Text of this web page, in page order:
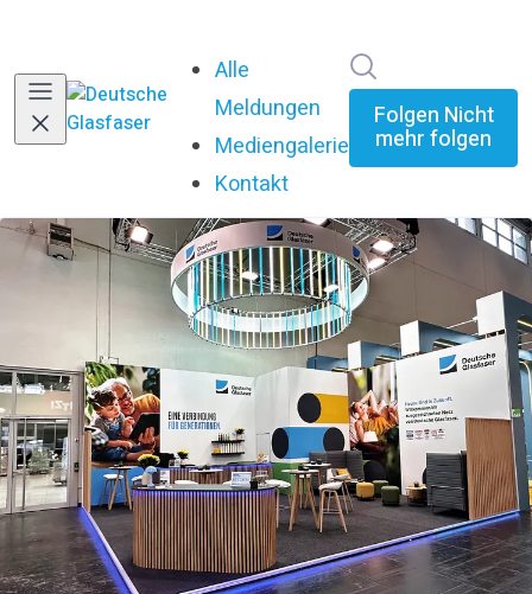
Alle
Meldungen
Mediengalerie
Kontakt
Folgen Nicht
mehr folgen